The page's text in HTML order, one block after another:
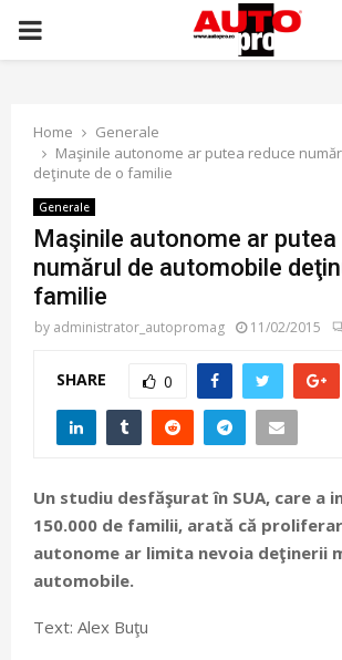
PRIMARY
Home
Generale
Maşinile autonome ar putea reduce
deţinute de o familie
Generale
Maşinile autonome ar putea
numărul de automobile
familie
by administrator_autopromag 11/02/2015
SHARE 0
Un studiu desfăşurat în SUA, care a
150.000 de familii, arată că
autonome ar limita nevoia deţinerii
automobile.
Text: Alex Buţu